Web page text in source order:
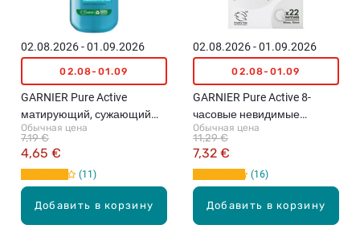
Добавить в корзину
02.08.2026 - 01.09.2026
02.08-01.09
GARNIER Pure Active
матирующий, сужающий
поры тоник, 200мл
Обычная цена
4,65 €
7,19 €
11
Добавить в корзину
02.08.2026 - 01.09.2026
02.08-01.09
GARNIER Pure Active 8-
часовые невидимые
гидроколлоидные
пластыри от прыщей, 22шт.
Обычная цена
7,32 €
11,29 €
16